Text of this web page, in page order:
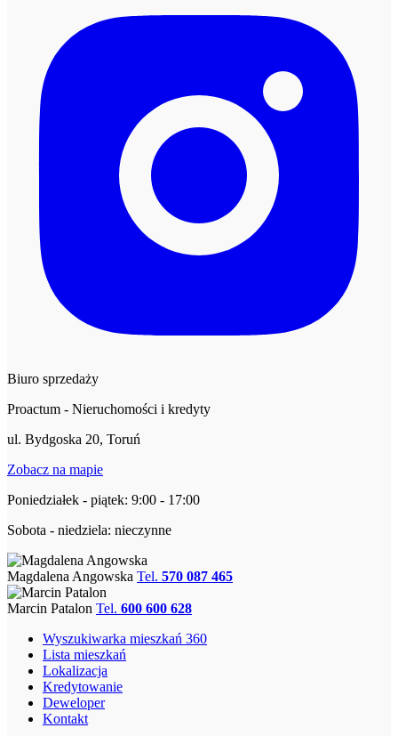
Biuro sprzedaży
Proactum - Nieruchomości i kredyty
ul. Bydgoska 20, Toruń
Zobacz na mapie
Poniedziałek - piątek: 9:00 - 17:00
Sobota - niedziela: nieczynne
Magdalena Angowska Tel. 570 087 465
Marcin Patalon Tel. 600 600 628
Wyszukiwarka mieszkań 360
Lista mieszkań
Lokalizacja
Kredytowanie
Deweloper
Kontakt